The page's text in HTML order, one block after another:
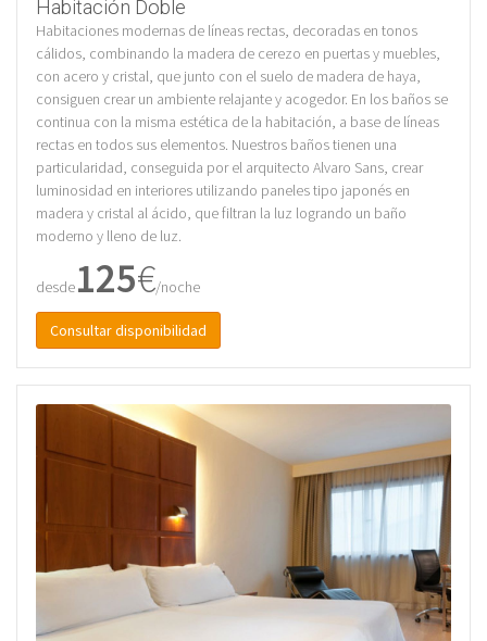
Habitación Doble
Habitaciones modernas de líneas rectas, decoradas en tonos
cálidos, combinando la madera de cerezo en puertas y muebles,
con acero y cristal, que junto con el suelo de madera de haya,
consiguen crear un ambiente relajante y acogedor. En los baños se
continua con la misma estética de la habitación, a base de líneas
rectas en todos sus elementos. Nuestros baños tienen una
particularidad, conseguida por el arquitecto Alvaro Sans, crear
luminosidad en interiores utilizando paneles tipo japonés en
madera y cristal al ácido, que filtran la luz logrando un baño
moderno y lleno de luz.
desde125€/noche
Consultar disponibilidad